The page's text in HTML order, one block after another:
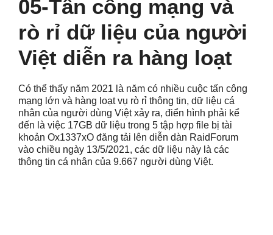
05-Tấn công mạng và
rò rỉ dữ liệu của người
Việt diễn ra hàng loạt
Có thể thấy năm 2021 là năm có nhiều cuộc tấn công
mạng lớn và hàng loạt vụ rò rỉ thông tin, dữ liệu cá
nhân của người dùng Việt xảy ra, điển hình phải kể
đến là việc 17GB dữ liệu trong 5 tập hợp file bị tài
khoản Ox1337xO đăng tải lên diễn dàn RaidForum
vào chiều ngày 13/5/2021, các dữ liệu này là các
thông tin cá nhân của 9.667 người dùng Việt.